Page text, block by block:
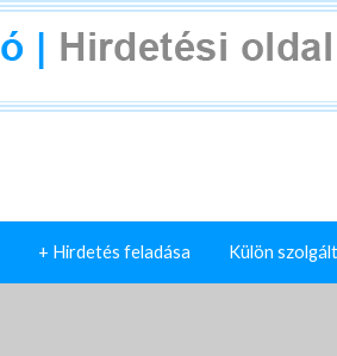
+ Hirdetés feladása Külön